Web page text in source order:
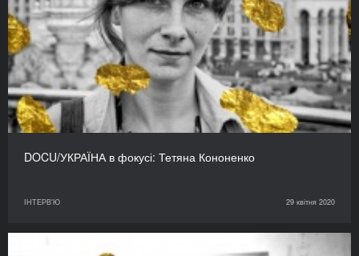
DOCU/УКРАЇНА в фокусі: Тетяна Кононенко
ІНТЕРВ'Ю 29 квітня 2020